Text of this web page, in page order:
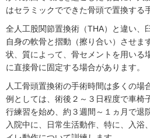
はセラミックでできた骨頭で置換する
全人工股関節置換術（THA）と違い、
自身の軟骨と摺動（擦り合い）させま
状、質によって、骨セメントを用いる
に直接骨に固定する場合があります。
人工骨頭置換術の手術時間は多くの場
例としては、術後２～３日程度で車椅
行練習を始め、約３週間～１ヵ月で退
入院中に、日常生活動作、特に、入浴